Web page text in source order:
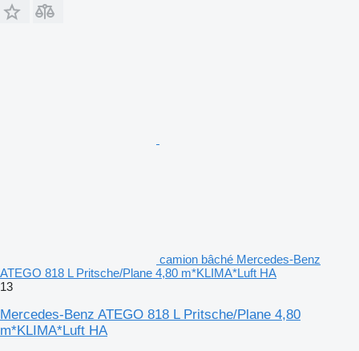
camion bâché Mercedes-Benz
ATEGO 818 L Pritsche/Plane 4,80 m*KLIMA*Luft HA
13
Mercedes-Benz ATEGO 818 L Pritsche/Plane 4,80
m*KLIMA*Luft HA